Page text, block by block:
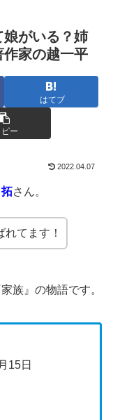
がいる？姉
家の越一平
はてブ
ピー
2022.04.07
さん。
れてます！
族』の物語です。
15日